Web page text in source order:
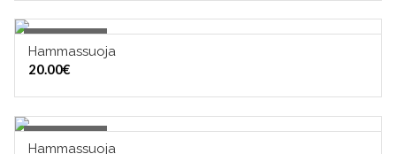
Out of Stock
Hammassuoja
20.00€
Out of Stock
Hammassuoja